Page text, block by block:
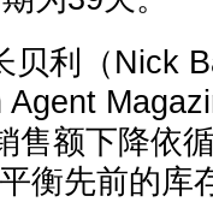
贝利（Nick
售额下降依
衡先前的库